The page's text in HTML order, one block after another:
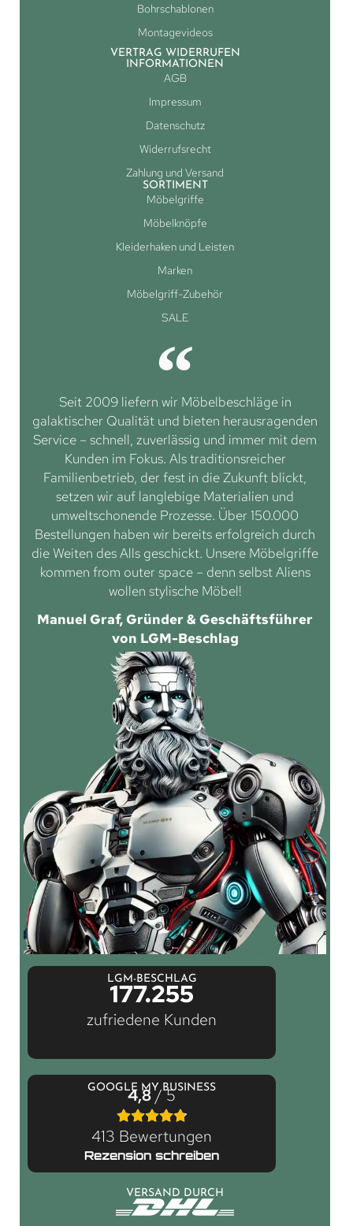
Bohrschablonen
Montagevideos
VERTRAG WIDERRUFEN
INFORMATIONEN
AGB
Impressum
Datenschutz
Widerrufsrecht
Zahlung und Versand
SORTIMENT
Möbelgriffe
Möbelknöpfe
Kleiderhaken und Leisten
Marken
Möbelgriff-Zubehör
SALE
Seit 2009 liefern wir Möbelbeschläge in
galaktischer Qualität und bieten herausragenden
Service – schnell, zuverlässig und immer mit dem
Kunden im Fokus. Als traditionsreicher
Familienbetrieb, der fest in die Zukunft blickt,
setzen wir auf langlebige Materialien und
umweltschonende Prozesse. Über 150.000
Bestellungen haben wir bereits erfolgreich durch
die Weiten des Alls geschickt. Unsere Möbelgriffe
kommen from outer space – denn selbst Aliens
wollen stylische Möbel!
Manuel Graf, Gründer & Geschäftsführer
von LGM-Beschlag
LGM-BESCHLAG
177.255
zufriedene Kunden
GOOGLE MY BUSINESS
4,8/ 5
413 Bewertungen
Rezension schreiben
VERSAND DURCH